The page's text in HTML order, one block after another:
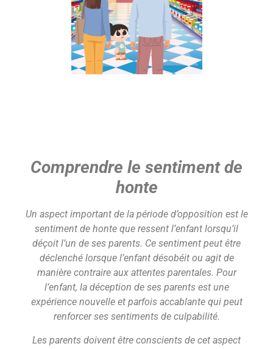
Comprendre le sentiment de
honte
Un aspect important de la période d’opposition est le
sentiment de honte que ressent l’enfant lorsqu’il
déçoit l’un de ses parents. Ce sentiment peut être
déclenché lorsque l’enfant désobéit ou agit de
manière contraire aux attentes parentales. Pour
l’enfant, la déception de ses parents est une
expérience nouvelle et parfois accablante qui peut
renforcer ses sentiments de culpabilité.
Les parents doivent être conscients de cet aspect